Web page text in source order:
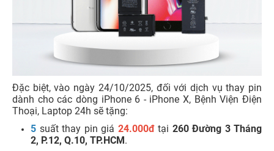
Đặc biệt, vào ngày 24/10/2025, đối với dịch vụ thay pin
dành cho các dòng iPhone 6 - iPhone X, Bệnh Viện Điện
Thoại, Laptop 24h sẽ tặng:
5 suất thay pin giá 24.000đtại 260 Đường 3 Tháng
2, P.12, Q.10, TP.HCM.